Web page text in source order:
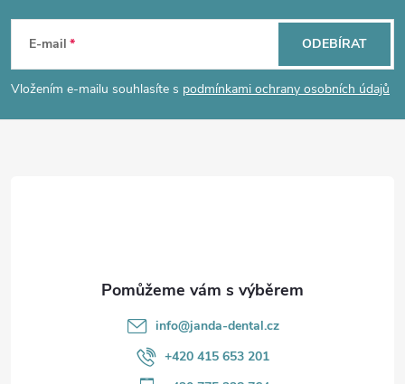
p
E-mail
Vložením e-mailu souhlasíte s podmínkami ochrany osobních údajů
ODEBÍRAT
info@janda-dental.cz
+420 415 653 201